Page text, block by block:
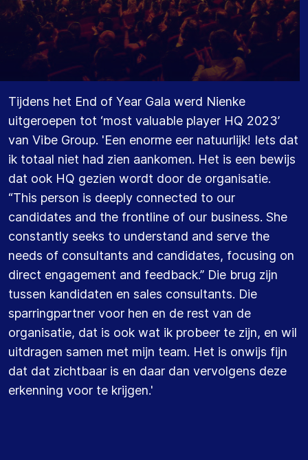
Tijdens het End of Year Gala werd Nienke
uitgeroepen tot ‘most valuable player HQ 2023’
van Vibe Group. 'Een enorme eer natuurlijk! Iets dat
ik totaal niet had zien aankomen. Het is een bewijs
dat ook HQ gezien wordt door de organisatie.
“This person is deeply connected to our
candidates and the frontline of our business. She
constantly seeks to understand and serve the
needs of consultants and candidates, focusing on
direct engagement and feedback.” Die brug zijn
tussen kandidaten en sales consultants. Die
sparringpartner voor hen en de rest van de
organisatie, dat is ook wat ik probeer te zijn, en wil
uitdragen samen met mijn team. Het is onwijs fijn
dat dat zichtbaar is en daar dan vervolgens deze
erkenning voor te krijgen.'